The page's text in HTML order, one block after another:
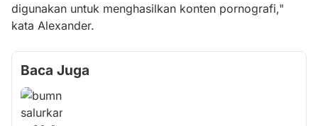
digunakan untuk menghasilkan konten pornografi,"
kata Alexander.
Baca Juga